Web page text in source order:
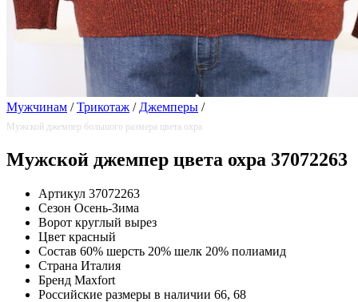
Мужчинам / Трикотаж / Джемперы /
Мужской джемпер большого размера цвета охра
Мужской джемпер цвета охра 37072263
Артикул 37072263
Сезон Осень-Зима
Ворот круглый вырез
Цвет красный
Состав 60% шерсть 20% шелк 20% полиамид
Страна Италия
Бренд Maxfort
Российские размеры в наличии 66, 68